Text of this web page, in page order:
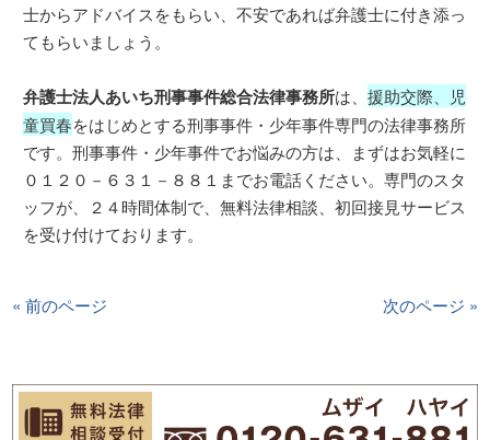
士からアドバイスをもらい、不安であれば弁護士に付き添っ
てもらいましょう。
弁護士法人あいち刑事事件総合法律事務所は、援助交際、児
童買春をはじめとする刑事事件・少年事件専門の法律事務所
です。刑事事件・少年事件でお悩みの方は、まずはお気軽に
０１２０－６３１－８８１までお電話ください。専門のスタ
ッフが、２４時間体制で、無料法律相談、初回接見サービス
を受け付けております。
« 前のページ 次のページ »